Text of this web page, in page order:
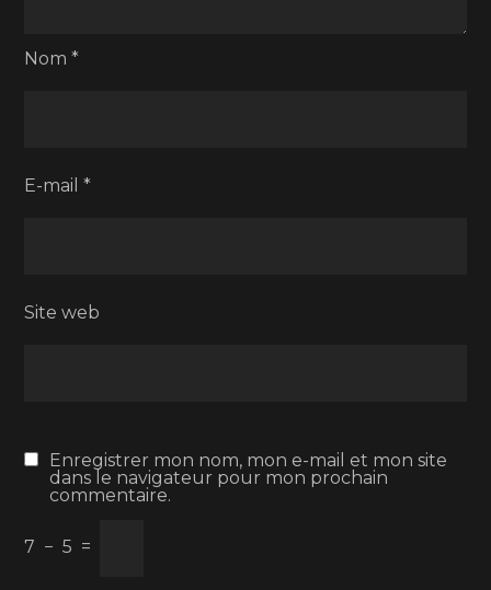
Nom*
E-mail*
Site web
Enregistrer mon nom, mon e-mail et mon site
dans le navigateur pour mon prochain
commentaire.
7 − 5 =